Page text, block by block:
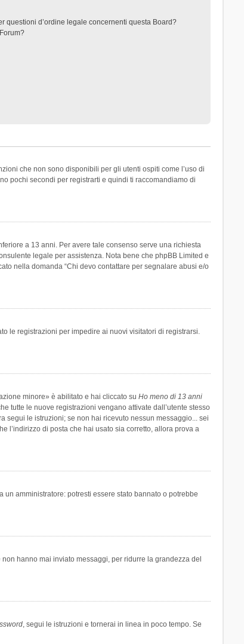
questioni d’ordine legale concernenti questa Board?
che non sono disponibili per gli utenti ospiti come l’uso di
pochi secondi per registrarti e quindi ti raccomandiamo di
a 13 anni. Per avere tale consenso serve una richiesta
legale per assistenza. Nota bene che phpBB Limited e
nella domanda “Chi devo contattare per segnalare abusi e/o
le registrazioni per impedire ai nuovi visitatori di registrarsi.
minore» è abilitato e hai cliccato su Ho meno di 13 anni
tutte le nuove registrazioni vengano attivate dall’utente stesso
segui le istruzioni; se non hai ricevuto nessun messaggio... sei
l’indirizzo di posta che hai usato sia corretto, allora prova a
amministratore: potresti essere stato bannato o potrebbe
hanno mai inviato messaggi, per ridurre la grandezza del
, segui le istruzioni e tornerai in linea in poco tempo. Se